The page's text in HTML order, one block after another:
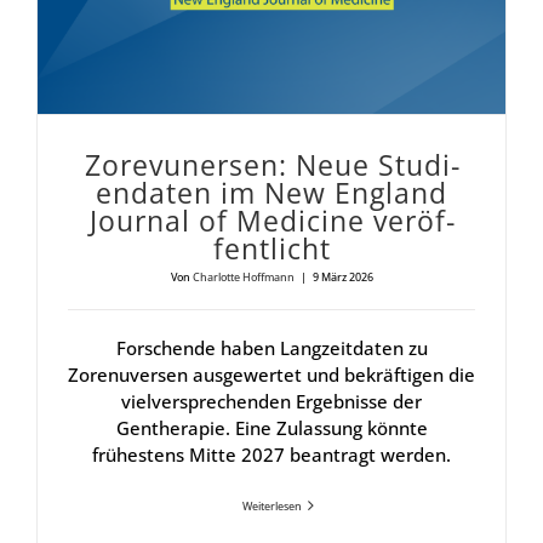
Zore­vu­n­er­sen: Neue Stu­di­
en­da­ten im New Eng­land
Jour­nal of Medi­ci­ne ver­öf­
fent­licht
Von Charlotte Hoffmann | 9 März 2026
Forschende haben Langzeitdaten zu
Zorenuversen ausgewertet und bekräftigen die
vielversprechenden Ergebnisse der
Gentherapie. Eine Zulassung könnte
frühestens Mitte 2027 beantragt werden.
Weiterlesen